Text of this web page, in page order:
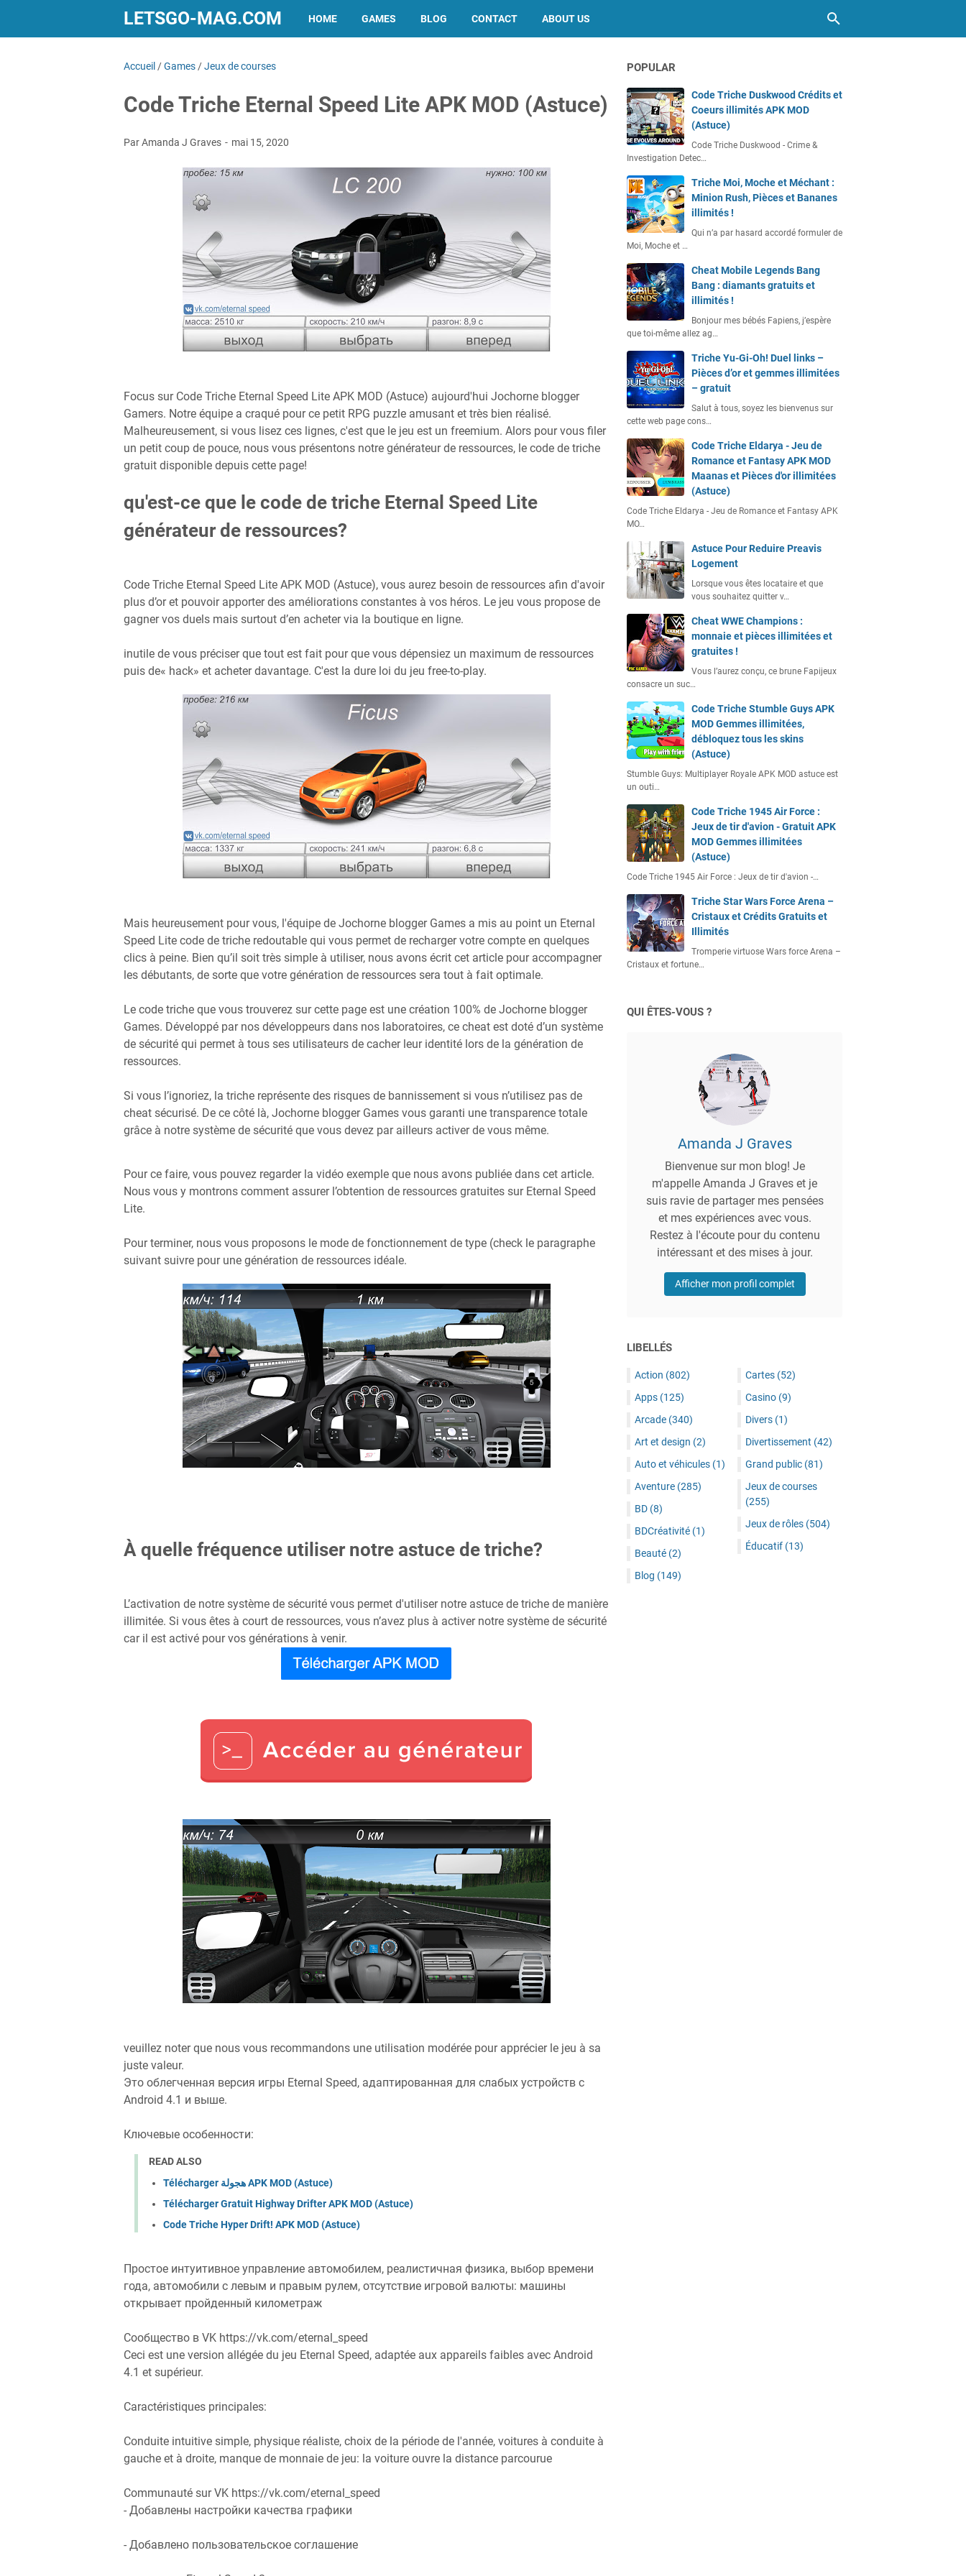
LETSGO-MAG.COM HOME GAMES BLOG CONTACT ABOUT US
Accueil /Games /Jeux de courses
Code Triche Eternal Speed Lite APK MOD (Astuce)
Par Amanda J Graves mai 15, 2020
Focus sur Code Triche Eternal Speed Lite APK MOD (Astuce) aujourd'hui Jochorne blogger
Gamers. Notre équipe a craqué pour ce petit RPG puzzle amusant et très bien réalisé.
Malheureusement, si vous lisez ces lignes, c'est que le jeu est un freemium. Alors pour vous filer
un petit coup de pouce, nous vous présentons notre générateur de ressources, le code de triche
gratuit disponible depuis cette page!
qu'est-ce que le code de triche Eternal Speed Lite
générateur de ressources?
Code Triche Eternal Speed Lite APK MOD (Astuce), vous aurez besoin de ressources afin d'avoir
plus d’or et pouvoir apporter des améliorations constantes à vos héros. Le jeu vous propose de
gagner vos duels mais surtout d’en acheter via la boutique en ligne.
inutile de vous préciser que tout est fait pour que vous dépensiez un maximum de ressources
puis de« hack» et acheter davantage. C'est la dure loi du jeu free-to-play.
Mais heureusement pour vous, l'équipe de Jochorne blogger Games a mis au point un Eternal
Speed Lite code de triche redoutable qui vous permet de recharger votre compte en quelques
clics à peine. Bien qu’il soit très simple à utiliser, nous avons écrit cet article pour accompagner
les débutants, de sorte que votre génération de ressources sera tout à fait optimale.
Le code triche que vous trouverez sur cette page est une création 100% de Jochorne blogger
Games. Développé par nos développeurs dans nos laboratoires, ce cheat est doté d’un système
de sécurité qui permet à tous ses utilisateurs de cacher leur identité lors de la génération de
ressources.
Si vous l’ignoriez, la triche représente des risques de bannissement si vous n’utilisez pas de
cheat sécurisé. De ce côté là, Jochorne blogger Games vous garanti une transparence totale
grâce à notre système de sécurité que vous devez par ailleurs activer de vous même.
Pour ce faire, vous pouvez regarder la vidéo exemple que nous avons publiée dans cet article.
Nous vous y montrons comment assurer l’obtention de ressources gratuites sur Eternal Speed
Lite.
Pour terminer, nous vous proposons le mode de fonctionnement de type (check le paragraphe
suivant suivre pour une génération de ressources idéale.
À quelle fréquence utiliser notre astuce de triche?
L’activation de notre système de sécurité vous permet d'utiliser notre astuce de triche de manière
illimitée. Si vous êtes à court de ressources, vous n’avez plus à activer notre système de sécurité
car il est activé pour vos générations à venir.
veuillez noter que nous vous recommandons une utilisation modérée pour apprécier le jeu à sa
juste valeur.
Это облегченная версия игры Eternal Speed, адаптированная для слабых устройств с
Android 4.1 и выше.
Ключевые особенности:
READ ALSO
Télécharger هجولة APK MOD (Astuce)
Télécharger Gratuit Highway Drifter APK MOD (Astuce)
Code Triche Hyper Drift! APK MOD (Astuce)
Простое интуитивное управление автомобилем, реалистичная физика, выбор времени
года, автомобили с левым и правым рулем, отсутствие игровой валюты: машины
открывает пройденный километраж
Сообщество в VK https://vk.com/eternal_speed
Ceci est une version allégée du jeu Eternal Speed, adaptée aux appareils faibles avec Android
4.1 et supérieur.
Caractéristiques principales:
Conduite intuitive simple, physique réaliste, choix de la période de l'année, voitures à conduite à
gauche et à droite, manque de monnaie de jeu: la voiture ouvre la distance parcourue
Communauté sur VK https://vk.com/eternal_speed
- Добавлены настройки качества графики
- Добавлено пользовательское соглашение
POPULAR
Code Triche Duskwood Crédits et
Coeurs illimités APK MOD
(Astuce)
Code Triche Duskwood - Crime &
Investigation Detec…
Triche Moi, Moche et Méchant :
Minion Rush, Pièces et Bananes
illimités !
Qui n’a par hasard accordé formuler de
Moi, Moche et …
Cheat Mobile Legends Bang
Bang : diamants gratuits et
illimités !
Bonjour mes bébés Fapiens, j’espère
que toi-même allez ag…
Triche Yu-Gi-Oh! Duel links –
Pièces d’or et gemmes illimitées
– gratuit
Salut à tous, soyez les bienvenus sur
cette web page cons…
Code Triche Eldarya - Jeu de
Romance et Fantasy APK MOD
Maanas et Pièces d'or illimitées
(Astuce)
Code Triche Eldarya - Jeu de Romance et Fantasy APK
MO…
Astuce Pour Reduire Preavis
Logement
Lorsque vous êtes locataire et que
vous souhaitez quitter v…
Cheat WWE Champions :
monnaie et pièces illimitées et
gratuites !
Vous l’aurez conçu, ce brune Fapijeux
consacre un suc…
Code Triche Stumble Guys APK
MOD Gemmes illimitées,
débloquez tous les skins
(Astuce)
Stumble Guys: Multiplayer Royale APK MOD astuce est
un outi…
Code Triche 1945 Air Force :
Jeux de tir d'avion - Gratuit APK
MOD Gemmes illimitées
(Astuce)
Code Triche 1945 Air Force : Jeux de tir d'avion -…
Triche Star Wars Force Arena –
Cristaux et Crédits Gratuits et
Illimités
Tromperie virtuose Wars force Arena –
Cristaux et fortune…
QUI ÊTES-VOUS ?
Amanda J Graves
Bienvenue sur mon blog! Je
m'appelle Amanda J Graves et je
suis ravie de partager mes pensées
et mes expériences avec vous.
Restez à l'écoute pour du contenu
intéressant et des mises à jour.
Afficher mon profil complet
LIBELLÉS
Action (802)
Apps (125)
Arcade (340)
Art et design (2)
Auto et véhicules (1)
Aventure (285)
BD (8)
BDCréativité (1)
Beauté (2)
Blog (149)
Cartes (52)
Casino (9)
Divers (1)
Divertissement (42)
Grand public (81)
Jeux de courses
(255)
Jeux de rôles (504)
Éducatif (13)